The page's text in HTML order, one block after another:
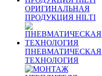
ОРИГИНАЛЬНАЯ
ПРОДУКЦИЯ HILTI
ПНЕВМАТИЧЕСКАЯ
ТЕХНОЛОГИЯ